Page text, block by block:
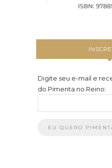
Digite seu e-mail e
do Pimenta no Reino: